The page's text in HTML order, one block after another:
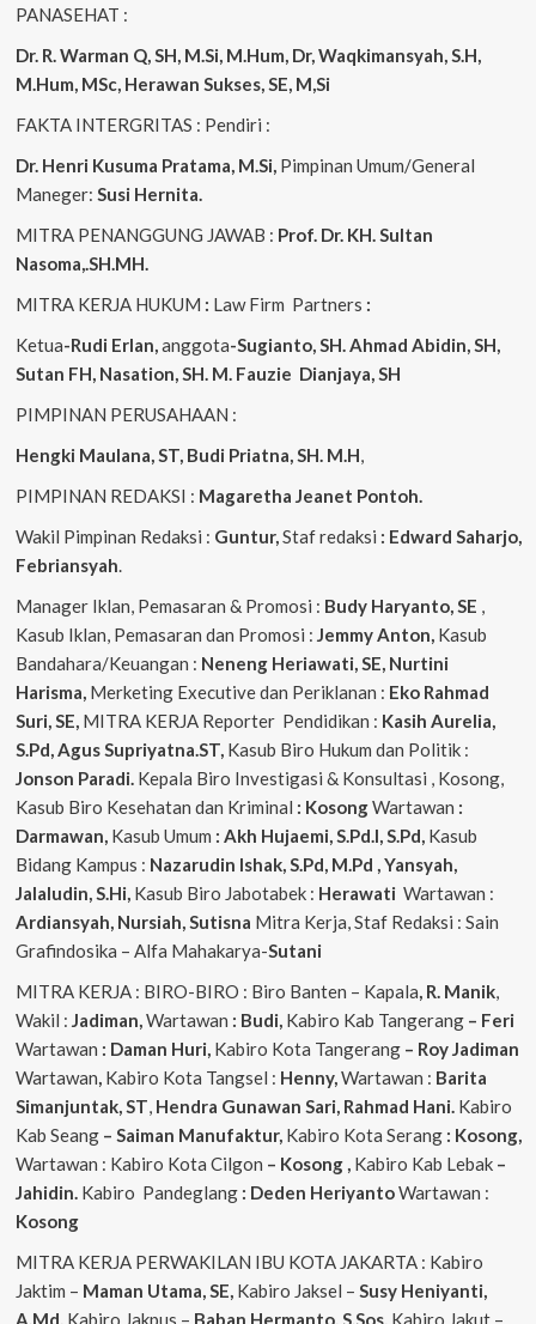
PANASEHAT :
Dr. R. Warman Q, SH, M.Si, M.Hum, Dr, Waqkimansyah, S.H,
M.Hum, MSc, Herawan Sukses, SE, M,Si
FAKTA INTERGRITAS : Pendiri :
Dr. Henri Kusuma Pratama, M.Si, Pimpinan Umum/General
Maneger: Susi Hernita.
MITRA PENANGGUNG JAWAB : Prof. Dr. KH. Sultan
Nasoma,.SH.MH.
MITRA KERJA HUKUM : Law Firm Partners :
Ketua-Rudi Erlan,anggota-Sugianto, SH. Ahmad Abidin, SH,
Sutan FH, Nasation, SH. M. Fauzie Dianjaya, SH
PIMPINAN PERUSAHAAN :
Hengki Maulana, ST, Budi Priatna, SH. M.H,
PIMPINAN REDAKSI : Magaretha Jeanet Pontoh.
Wakil Pimpinan Redaksi : Guntur,Staf redaksi : Edward Saharjo,
Febriansyah.
Manager Iklan, Pemasaran & Promosi : Budy Haryanto, SE ,
Kasub Iklan, Pemasaran dan Promosi : Jemmy Anton, Kasub
Bandahara/Keuangan : Neneng Heriawati, SE, Nurtini
Harisma, Merketing Executive dan Periklanan : Eko Rahmad
Suri, SE, MITRA KERJA Reporter Pendidikan : Kasih Aurelia,
S.Pd, AgusSupriyatna.ST, Kasub Biro Hukum dan Politik :
Jonson Paradi. Kepala Biro Investigasi & Konsultasi , Kosong,
Kasub Biro Kesehatan dan Kriminal : KosongWartawan :
Darmawan, Kasub Umum : Akh Hujaemi, S.Pd.I, S.Pd, Kasub
Bidang Kampus : Nazarudin Ishak, S.Pd, M.Pd , Yansyah,
Jalaludin, S.Hi, Kasub Biro Jabotabek : Herawati Wartawan :
Ardiansyah, Nursiah, Sutisna Mitra Kerja, Staf Redaksi : Sain
Grafindosika – Alfa Mahakarya-Sutani
MITRA KERJA : BIRO-BIRO : Biro Banten – Kapala, R. Manik,
Wakil : Jadiman,Wartawan : Budi, Kabiro Kab Tangerang– Feri
Wartawan : Daman Huri, Kabiro Kota Tangerang– Roy Jadiman
Wartawan, Kabiro Kota Tangsel : Henny,Wartawan : Barita
Simanjuntak, ST, Hendra Gunawan Sari, Rahmad Hani. Kabiro
Kab Seang– Saiman Manufaktur, Kabiro Kota Serang : Kosong,
Wartawan : Kabiro Kota Cilgon – Kosong , Kabiro Kab Lebak–
Jahidin. Kabiro Pandeglang : Deden HeriyantoWartawan :
Kosong
MITRA KERJA PERWAKILAN IBU KOTA JAKARTA : Kabiro
Jaktim – Maman Utama, SE, Kabiro Jaksel – Susy Heniyanti,
A.Md, Kabiro Jakpus – Baban Hermanto, S.Sos, Kabiro Jakut –